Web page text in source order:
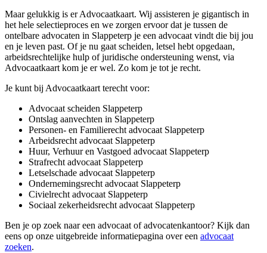
Maar gelukkig is er Advocaatkaart. Wij assisteren je gigantisch in
het hele selectieproces en we zorgen ervoor dat je tussen de
ontelbare advocaten in Slappeterp je een advocaat vindt die bij jou
en je leven past. Of je nu gaat scheiden, letsel hebt opgedaan,
arbeidsrechtelijke hulp of juridische ondersteuning wenst, via
Advocaatkaart kom je er wel. Zo kom je tot je recht.
Je kunt bij Advocaatkaart terecht voor:
Advocaat scheiden Slappeterp
Ontslag aanvechten in Slappeterp
Personen- en Familierecht advocaat Slappeterp
Arbeidsrecht advocaat Slappeterp
Huur, Verhuur en Vastgoed advocaat Slappeterp
Strafrecht advocaat Slappeterp
Letselschade advocaat Slappeterp
Ondernemingsrecht advocaat Slappeterp
Civielrecht advocaat Slappeterp
Sociaal zekerheidsrecht advocaat Slappeterp
Ben je op zoek naar een advocaat of advocatenkantoor? Kijk dan
eens op onze uitgebreide informatiepagina over een advocaat
zoeken.